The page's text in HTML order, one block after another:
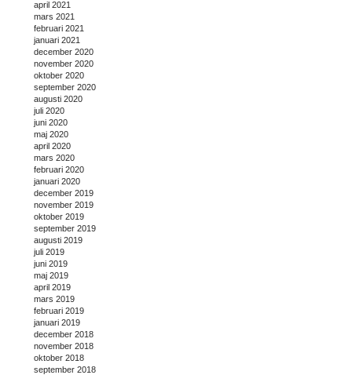
april 2021
mars 2021
februari 2021
januari 2021
december 2020
november 2020
oktober 2020
september 2020
augusti 2020
juli 2020
juni 2020
maj 2020
april 2020
mars 2020
februari 2020
januari 2020
december 2019
november 2019
oktober 2019
september 2019
augusti 2019
juli 2019
juni 2019
maj 2019
april 2019
mars 2019
februari 2019
januari 2019
december 2018
november 2018
oktober 2018
september 2018